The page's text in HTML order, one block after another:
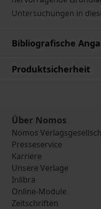
Untersuchungen in
Bibliografische
Produktsicherheit
Über Nomos
Nomos
Presseservice
Karriere
Unsere Verlage
Inlibra
Online-Module
Zeitschriften